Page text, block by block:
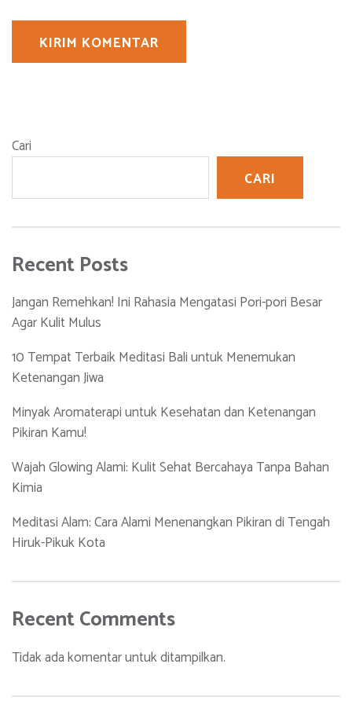
Cari
CARI
Recent Posts
Jangan Remehkan! Ini Rahasia Mengatasi Pori-pori Besar
Agar Kulit Mulus
10 Tempat Terbaik Meditasi Bali untuk Menemukan
Ketenangan Jiwa
Minyak Aromaterapi untuk Kesehatan dan Ketenangan
Pikiran Kamu!
Wajah Glowing Alami: Kulit Sehat Bercahaya Tanpa Bahan
Kimia
Meditasi Alam: Cara Alami Menenangkan Pikiran di Tengah
Hiruk-Pikuk Kota
Recent Comments
Tidak ada komentar untuk ditampilkan.